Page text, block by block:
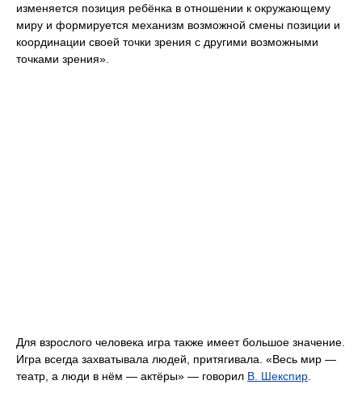
изменяется позиция ребёнка в отношении к окружающему
миру и формируется механизм возможной смены позиции и
координации своей точки зрения с другими возможными
точками зрения».
Для взрослого человека игра также имеет большое значение.
Игра всегда захватывала людей, притягивала. «Весь мир —
театр, а люди в нём — актёры» — говорил В. Шекспир